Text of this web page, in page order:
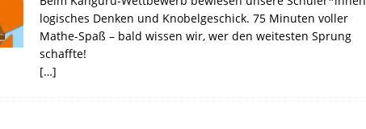
logisches Denken und Knobelgeschick. 75 Minuten voller
Mathe-Spaß – bald wissen wir, wer den weitesten Sprung
schaffte!
[…]